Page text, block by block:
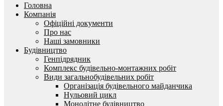
Головна
Компанія
Офіційні документи
Про нас
Наші замовники
Будівництво
Генпідрядник
Комплекс будівельно-монтажних робіт
Види загальнобудівельних робіт
Організація будівельного майданчика
Нульовий цикл
Монолітне будівництво